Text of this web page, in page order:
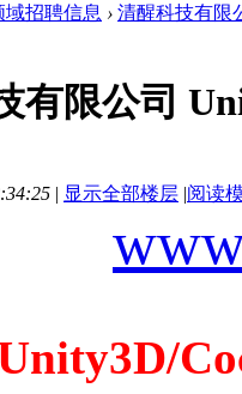
域招聘信息 › 清醒科技有限
有限公司
| 显示全部楼层 |阅读